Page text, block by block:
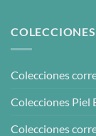
COLECCIONES
Colecciones
Colecciones Piel
Colecciones